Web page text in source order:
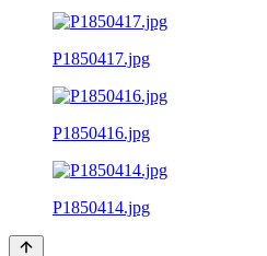
P1850417.jpg
P1850416.jpg
P1850414.jpg